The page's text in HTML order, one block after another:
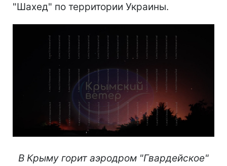
"Шахед" по территории Украины.
В Крыму горит аэродром "Гвардейское"